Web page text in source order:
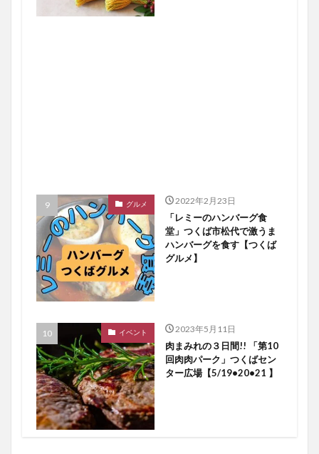
グルメ 2022年2月23日
「レミーのハンバーグ食
堂」つくば市松代で激うま
ハンバーグを食す【つくば
グルメ】
イベント 2023年5月11日
肉まみれの３日間!! 「第10
回肉肉パーク」つくばセン
ター広場【5/19•20•21 】